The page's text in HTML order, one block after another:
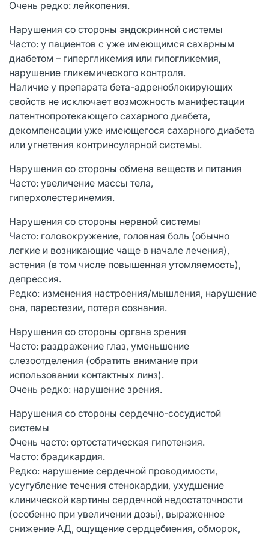
Очень редко: лейкопения.
Нарушения со стороны эндокринной системы
Часто: у пациентов с уже имеющимся сахарным
диабетом – гипергликемия или гипогликемия,
нарушение гликемического контроля.
Наличие у препарата бета-адреноблокирующих
свойств не исключает возможность манифестации
латентнопротекающего сахарного диабета,
декомпенсации уже имеющегося сахарного диабета
или угнетения контринсулярной системы.
Нарушения со стороны обмена веществ и питания
Часто: увеличение массы тела,
гиперхолестеринемия.
Нарушения со стороны нервной системы
Часто: головокружение, головная боль (обычно
легкие и возникающие чаще в начале лечения),
астения (в том числе повышенная утомляемость),
депрессия.
Редко: изменения настроения/мышления, нарушение
сна, парестезии, потеря сознания.
Нарушения со стороны органа зрения
Часто: раздражение глаз, уменьшение
слезоотделения (обратить внимание при
использовании контактных линз).
Очень редко: нарушение зрения.
Нарушения со стороны сердечно-сосудистой
системы
Очень часто: ортостатическая гипотензия.
Часто: брадикардия.
Редко: нарушение сердечной проводимости,
усугубление течения стенокардии, ухудшение
клинической картины сердечной недостаточности
(особенно при увеличении дозы), выраженное
снижение АД, ощущение сердцебиения, обморок,